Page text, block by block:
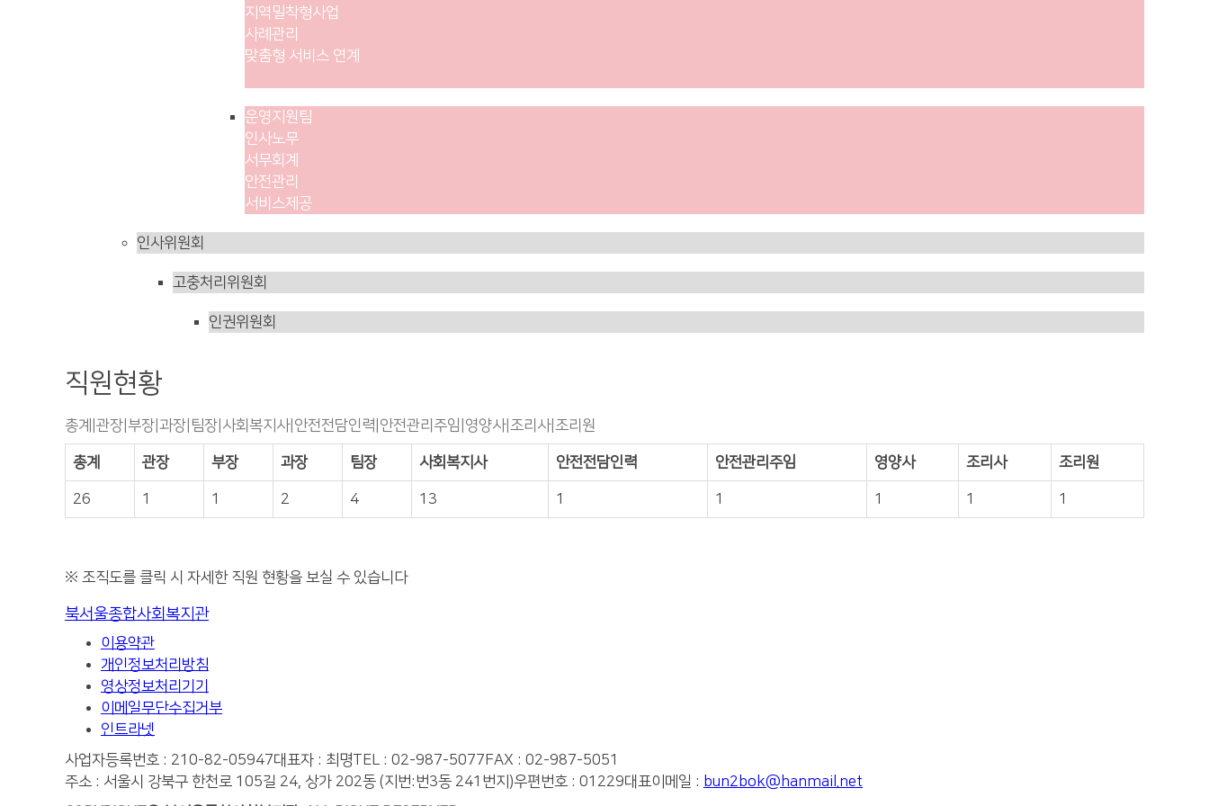
지역밀착형사업
사례관리
맞춤형 서비스 연계
운영지원팀
인사노무
서무회계
안전관리
서비스제공
인사위원회
고충처리위원회
인권위원회
직원현황
총계|관장|부장|과장|팀장|사회복지사|안전전담인력|안전관리주임|영양사|조리사|조리원
총계 관장 부장 과장 팀장 사회복지사 안전전담인력 안전관리주임 영양사 조리사 조리원
26 1 1 2 4 13 1 1 1 1 1
※ 조직도를 클릭 시 자세한 직원 현황을 보실 수 있습니다
북서울종합사회복지관
이용약관
개인정보처리방침
영상정보처리기기
이메일무단수집거부
인트라넷
사업자등록번호 : 210-82-05947대표자 : 최명TEL : 02-987-5077 FAX : 02-987-5051
주소 : 서울시 강북구 한천로 105길 24, 상가 202동 (지번:번3동 241번지)우편번호 : 01229대표이메일 : bun2bok@hanmail.net